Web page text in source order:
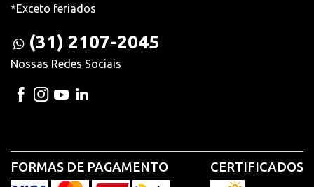
*Exceto feriados
(31) 2107-2045
Nossas Redes Sociais
FORMAS DE PAGAMENTO CERTIFICADOS